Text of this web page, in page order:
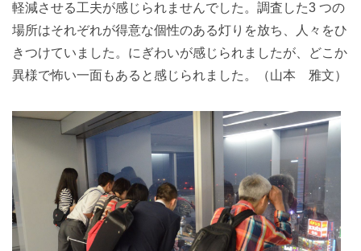
軽減させる工夫が感じられませんでした。調査した3 つの
場所はそれぞれが得意な個性のある灯りを放ち、人々をひ
きつけていました。にぎわいが感じられましたが、どこか
異様で怖い一面もあると感じられました。（山本 雅文）